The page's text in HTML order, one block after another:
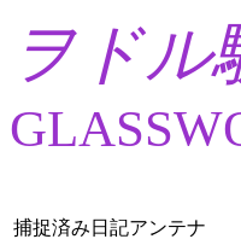
ヲドル
捕捉済み日記アンテナ